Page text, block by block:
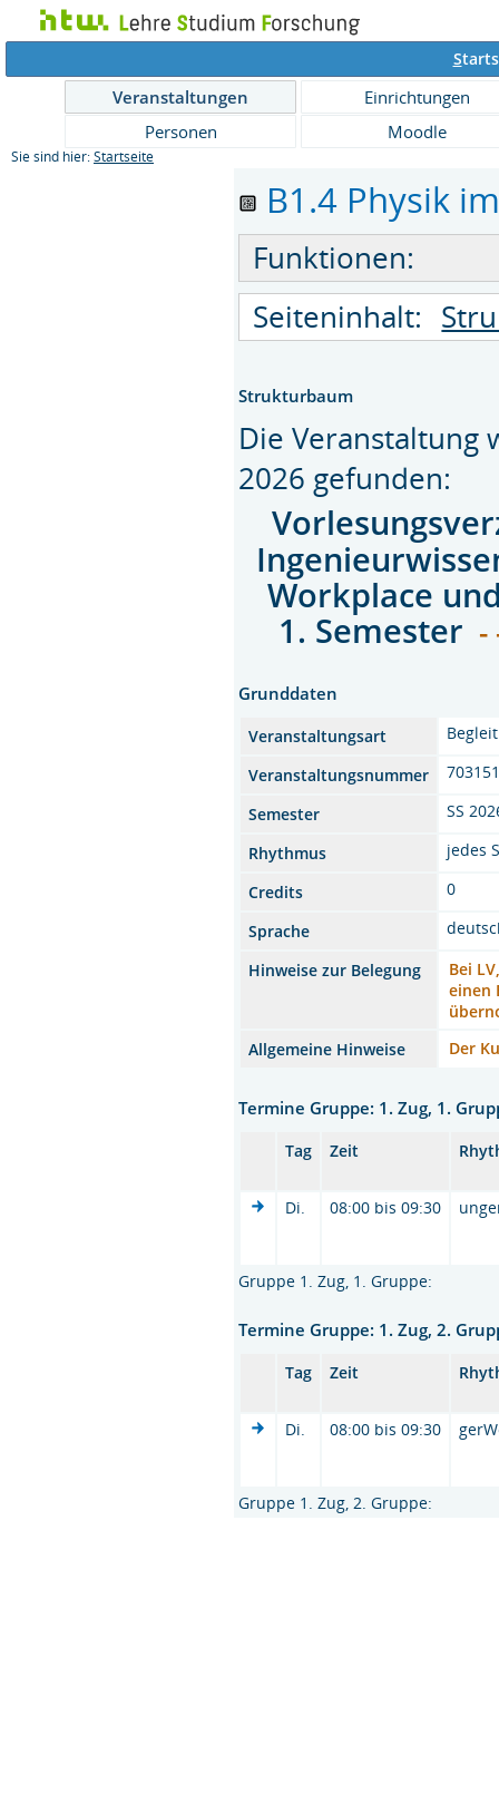
S
Veranstaltungen
Einrichtungen
Personen
Moodle
Sie sind hier: Startseite
B1.4 Physik
Funktionen:
Seiteninhalt:
Strukturbaum
Die Veranstaltung
2026 gefunden:
Workplace
1. Semester -
Grunddaten
Veranstaltungsart
Veranstaltungsnummer
Semester
SS
Rhythmus
jedes
Credits
0
Sprache
Hinweise zur Belegung
Bei
einen
Allgemeine Hinweise
Der
Termine Gruppe: 1. Zug, 1.
Tag Zeit
Di. 08:00 bis 09:30
Gruppe 1. Zug, 1. Gruppe:
Termine Gruppe: 1. Zug, 2.
Tag Zeit
Di. 08:00 bis 09:30
Gruppe 1. Zug, 2. Gruppe: